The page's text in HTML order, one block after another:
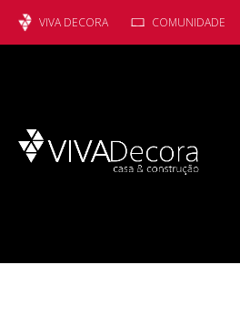
VIVA DECORA COMUNIDADE